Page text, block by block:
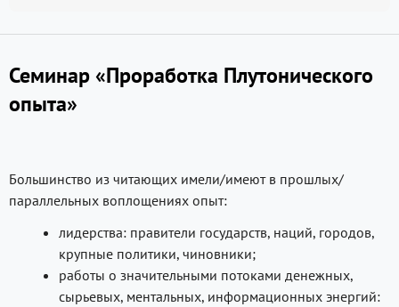
Семинар«Проработка Плутонического
опыта»
Большинство из читающих имели/имеют в прошлых/
параллельных воплощениях опыт:
лидерства: правители государств, наций, городов,
крупные политики, чиновники;
работы о значительными потоками денежных,
сырьевых, ментальных, информационных энергий: